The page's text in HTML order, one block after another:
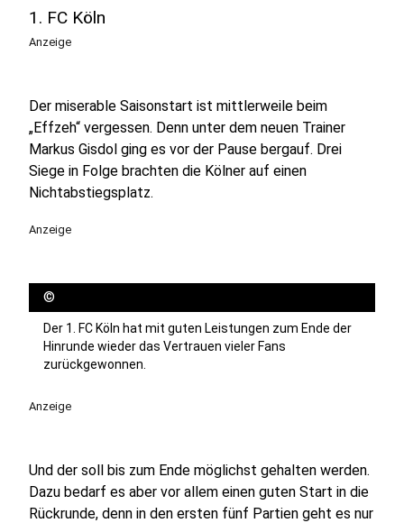
1. FC Köln
Anzeige
Der miserable Saisonstart ist mittlerweile beim
„Effzeh“ vergessen. Denn unter dem neuen Trainer
Markus Gisdol ging es vor der Pause bergauf. Drei
Siege in Folge brachten die Kölner auf einen
Nichtabstiegsplatz.
Anzeige
©
Der 1. FC Köln hat mit guten Leistungen zum Ende der
Hinrunde wieder das Vertrauen vieler Fans
zurückgewonnen.
Anzeige
Und der soll bis zum Ende möglichst gehalten werden.
Dazu bedarf es aber vor allem einen guten Start in die
Rückrunde, denn in den ersten fünf Partien geht es nur